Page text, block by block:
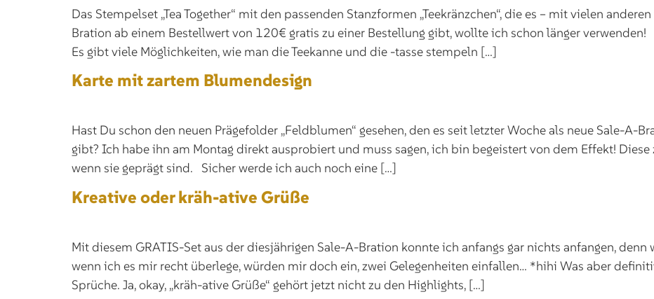
Das Stempelset „Tea Together“ mit den passenden Stanzformen „Teekränzchen“, die es – mit vielen
Bration ab einem Bestellwert von 120€ gratis zu einer Bestellung gibt, wollte ich schon länger
Es gibt viele Möglichkeiten, wie man die Teekanne und die -tasse stempeln […]
Karte mit zartem Blumendesign
Hast Du schon den neuen Prägefolder „Feldblumen“ gesehen, den es seit letzter Woche als neue Sale-A-
gibt? Ich habe ihn am Montag direkt ausprobiert und muss sagen, ich bin begeistert von dem Effekt!
wenn sie geprägt sind. Sicher werde ich auch noch eine […]
Kreative oder kräh-ative Grüße
Mit diesem GRATIS-Set aus der diesjährigen Sale-A-Bration konnte ich anfangs gar nichts anfangen,
wenn ich es mir recht überlege, würden mir doch ein, zwei Gelegenheiten einfallen… *hihi Was aber
Sprüche. Ja, okay, „kräh-ative Grüße“ gehört jetzt nicht zu den Highlights, […]